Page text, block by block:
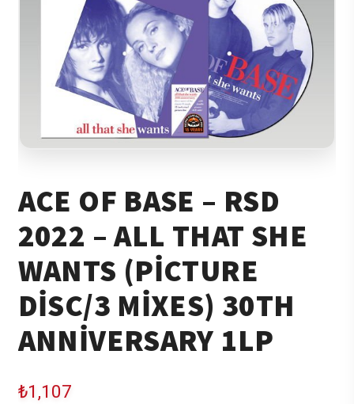
ACE OF BASE – RSD
2022 – ALL THAT SHE
WANTS (PICTURE
DISC/3 MIXES) 30TH
ANNIVERSARY 1LP
₺1,107